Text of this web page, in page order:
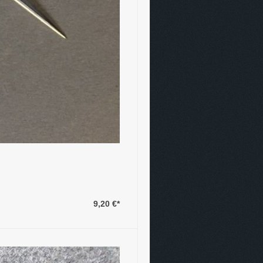
9,20 €*